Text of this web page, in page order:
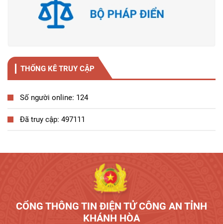
THỐNG KÊ TRUY CẬP
Số người online: 124
Đã truy cập: 497111
CỔNG THÔNG TIN ĐIỆN TỬ CÔNG AN TỈNH
KHÁNH HÒA